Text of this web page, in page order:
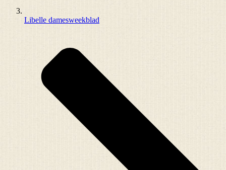
Libelle damesweekblad